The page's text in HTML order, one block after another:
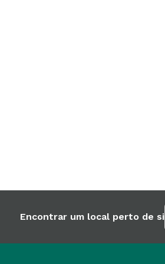
Encontrar um local perto de si